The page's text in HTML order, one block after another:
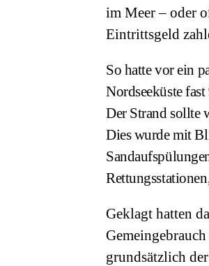
im Meer – oder
Eintrittsgeld
So hatte vor ein
Nordseeküstefast
Der Strand sollte
Dies wurde mit
Geklagt hatten
grundsätzlich